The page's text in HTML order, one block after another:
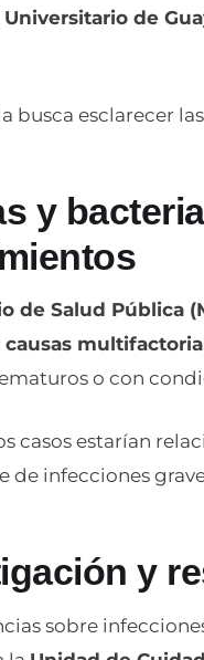
de
busca esclarecer
y
de Salud Pública
causas
o con
casos estarían
de infecciones
y
sobre